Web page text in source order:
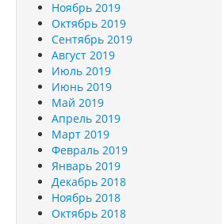
Ноябрь 2019
Октябрь 2019
Сентябрь 2019
Август 2019
Июль 2019
Июнь 2019
Май 2019
Апрель 2019
Март 2019
Февраль 2019
Январь 2019
Декабрь 2018
Ноябрь 2018
Октябрь 2018